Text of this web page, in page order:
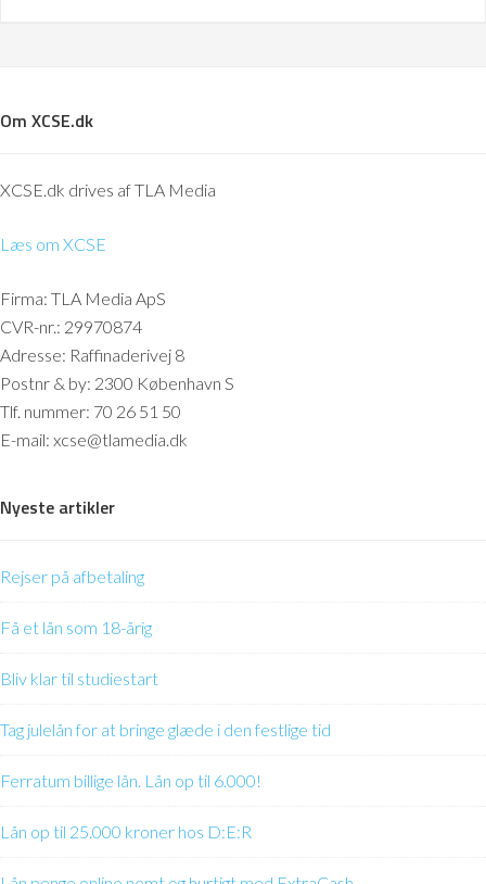
Om XCSE.dk
XCSE.dk drives af TLA Media
Læs om XCSE
Firma: TLA Media ApS
CVR-nr.: 29970874
Adresse: Raffinaderivej 8
Postnr & by: 2300 København S
Tlf. nummer: 70 26 51 50
E-mail: xcse@tlamedia.dk
Nyeste artikler
Rejser på afbetaling
Få et lån som 18-årig
Bliv klar til studiestart
Tag julelån for at bringe glæde i den festlige tid
Ferratum billige lån. Lån op til 6.000!
Lån op til 25.000 kroner hos D:E:R